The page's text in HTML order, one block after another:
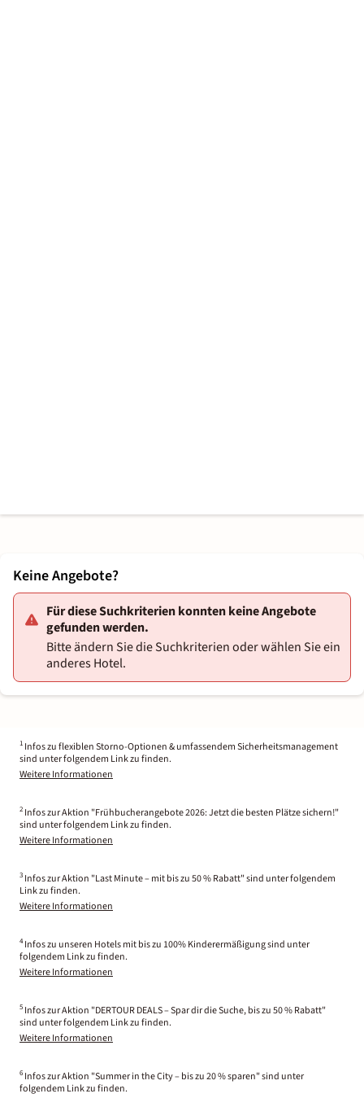
Keine Angebote?
Für diese Suchkriterien konnten keine Angebote
gefunden werden.
Bitte ändern Sie die Suchkriterien oder wählen Sie ein
anderes Hotel.
1 Infos zu flexiblen Storno-Optionen & umfassendem Sicherheitsmanagement
sind unter folgendem Link zu finden.
Weitere Informationen
2 Infos zur Aktion "Frühbucherangebote 2026: Jetzt die besten Plätze sichern!"
sind unter folgendem Link zu finden.
Weitere Informationen
3 Infos zur Aktion "Last Minute – mit bis zu 50 % Rabatt" sind unter folgendem
Link zu finden.
Weitere Informationen
4 Infos zu unseren Hotels mit bis zu 100% Kinderermäßigung sind unter
folgendem Link zu finden.
Weitere Informationen
5 Infos zur Aktion "DERTOUR DEALS – Spar dir die Suche, bis zu 50 % Rabatt"
sind unter folgendem Link zu finden.
Weitere Informationen
6 Infos zur Aktion "Summer in the City – bis zu 20 % sparen" sind unter
folgendem Link zu finden.